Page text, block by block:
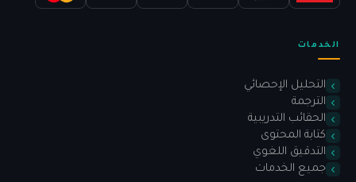
الخدمات
التحليل الإحصائي
الترجمة
الحقائب التدريبية
كتابة المحتوى
التدقيق اللغوي
جميع الخدمات